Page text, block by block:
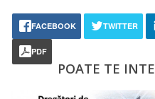
FACEBOOK TWITTER
PDF
POATE TE